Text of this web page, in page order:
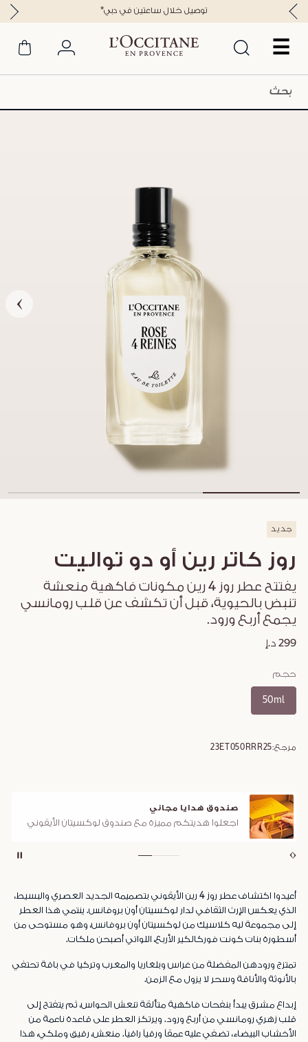
☰
*توصيل خلال ساعتين في دبي
جديد
روز كاتر رين أو دو تواليت
يفتتح عطر روز 4 رين مكونات فاكهية منعشة
تنبض بالحيوية، قبل أن تكشف عن قلب رومانسي
يجمع أربع ورود.
299 د.إ
حجم
50ml
مرجع:23ET050RRR25
صندوق هدايا مجاني
اجعلوا هديتكم مميزة مع صندوق لوكسيتان الأيقوني
أعيدوا اكتشاف عطر روز 4 رين الأيقوني بتصميمه الجديد العصري والبسيط،
الذي يعكس الإرث الثقافي لدار لوكسيتان أون بروفانس. ينتمي هذا العطر
إلى مجموعة ليه كلاسيك من لوكسيتان أون بروفانس، وهو مستوحى من
أسطورة بنات كونت فوركالكير الأربع، اللواتي أصبحن ملكات.
تمتزج ورودهن المفضلة من غراس وبلغاريا والمغرب وتركيا في باقة تحتفي
بالأنوثة والأناقة وسحر لا يزول مع الزمن.
إبداع مشرق يبدأ بنفحات فاكهية متألقة تنعش الحواس، ثم يتفتح إلى
قلب زهري رومانسي من أربع ورود. ويرتكز العطر على قاعدة ناعمة من
الأخشاب البيضاء، تضفي عليه عمقاً ورقياً راقياً. منعش، رقيق وملكي، هذا